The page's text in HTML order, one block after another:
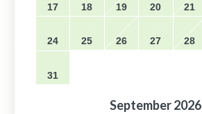
17 18 19 20 21
24 25 26 27 28
31
September2026